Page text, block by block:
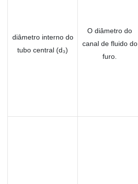
diâmetro interno do
tubo central (d₃)
O diâmetro do
canal de fluido do
furo.